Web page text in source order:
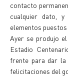
contacto
cualquier dato,
elementos
Ayer se produjo
Estadio
frente para dar la
felicitaciones del